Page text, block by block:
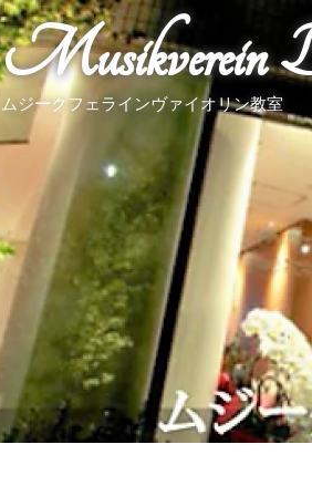
Musikverein
ムジークフェラインヴァイオリン教室